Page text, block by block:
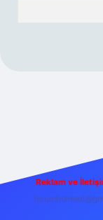
Reklam ve